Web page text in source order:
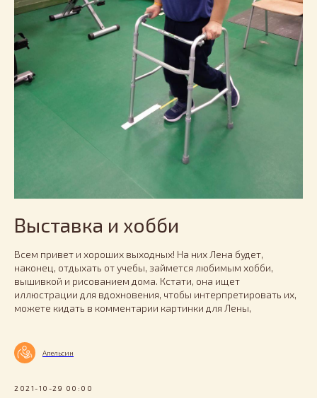
Выставка и хобби
Всем привет и хороших выходных! На них Лена будет,
наконец, отдыхать от учебы, займется любимым хобби,
вышивкой и рисованием дома. Кстати, она ищет
иллюстрации для вдохновения, чтобы интерпретировать их,
можете кидать в комментарии картинки для Лены,
Апельсин
2021-10-29 00:00